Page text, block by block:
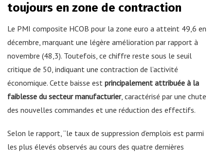
toujours en zone de contraction
Le PMI composite HCOB pour la zone euro a atteint 49,6 en
décembre, marquant une légère amélioration par rapport à
novembre (48,3). Toutefois, ce chiffre reste sous le seuil
critique de 50, indiquant une contraction de l’activité
économique. Cette baisse est principalement attribuée à la
faiblesse du secteur manufacturier, caractérisé par une chute
des nouvelles commandes et une réduction des effectifs.
Selon le rapport, “le taux de suppression d’emplois est parmi
les plus élevés observés au cours des quatre dernières